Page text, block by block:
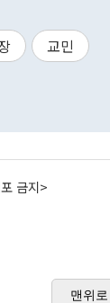
교민
금지>
맨위로